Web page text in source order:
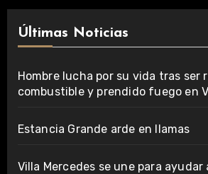
Últimas Noticias
Hombre lucha por su vida tras ser
combustible y prendido fuego en
Estancia Grande arde en llamas
Villa Mercedes se une para ayudar